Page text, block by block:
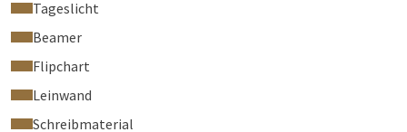
Tageslicht
Beamer
Flipchart
Leinwand
Schreibmaterial